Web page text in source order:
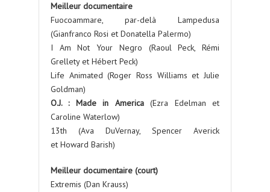
Meilleur documentaire
Fuocoammare, par-delà Lampedusa
(Gianfranco Rosi et Donatella Palermo)
I Am Not Your Negro (Raoul Peck, Rémi
Grellety et Hébert Peck)
Life Animated (Roger Ross Williams et Julie
Goldman)
O.J. : Made in America(Ezra Edelman et
Caroline Waterlow)
13th (Ava DuVernay, Spencer Averick
et Howard Barish)
Meilleur documentaire (court)
Extremis (Dan Krauss)